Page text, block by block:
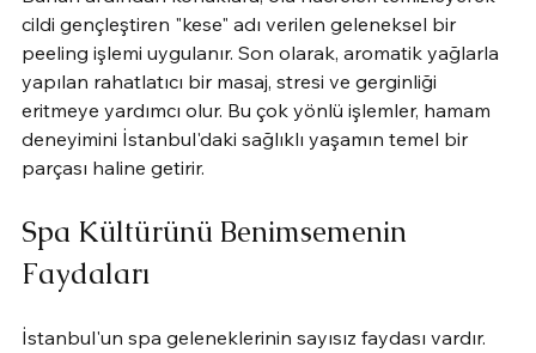
cildi gençleştiren "kese" adı verilen geleneksel bir
peeling işlemi uygulanır. Son olarak, aromatik yağlarla
yapılan rahatlatıcı bir masaj, stresi ve gerginliği
eritmeye yardımcı olur. Bu çok yönlü işlemler, hamam
deneyimini İstanbul'daki sağlıklı yaşamın temel bir
parçası haline getirir.
Spa Kültürünü Benimsemenin
Faydaları
İstanbul'un spa geleneklerinin sayısız faydası vardır.